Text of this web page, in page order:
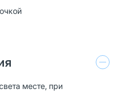
месте, при